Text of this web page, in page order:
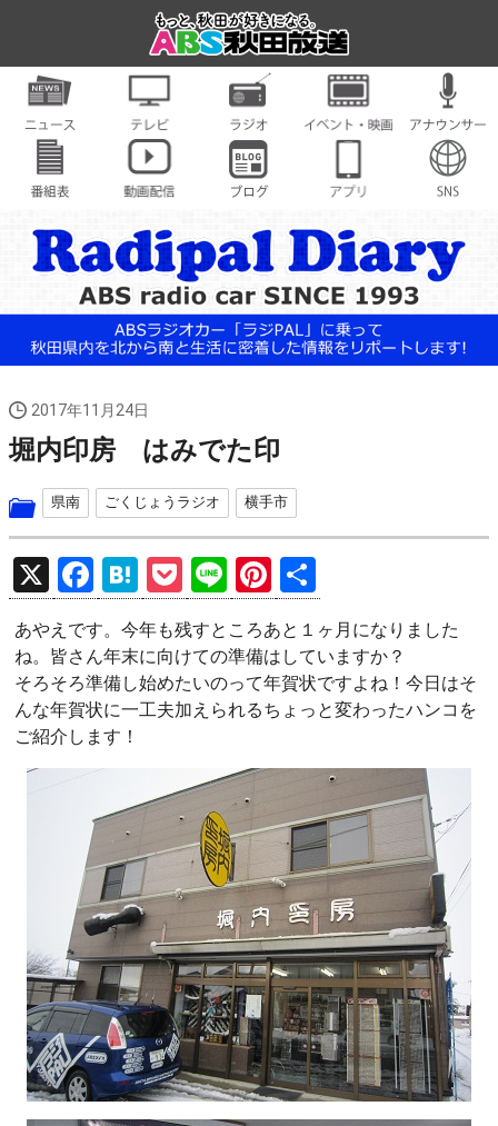
2017年11月24日
堀内印房 はみでた印
県南 ごくじょうラジオ 横手市
X
F
a
ce
b
o
o
H
at
e
n
a
P
o
ck
et
Li
n
e
Pi
nt
er
es
t
有
あやえです。今年も残すところあと１ヶ月になりました
ね。皆さん年末に向けての準備はしていますか？
そろそろ準備し始めたいのって年賀状ですよね！今日はそ
んな年賀状に一工夫加えられるちょっと変わったハンコを
ご紹介します！